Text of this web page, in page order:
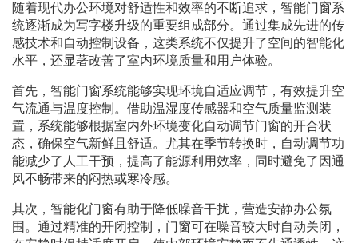
随着现代办公环境对舒适性和效率的不断追求，智能门窗系
统逐渐成为写字楼升级的重要组成部分。通过集成先进的传
感技术和自动控制设备，这类系统不仅提升了空间的智能化
水平，还显著改善了室内环境质量和用户体验。
首先，智能门窗系统能够实现环境自适应调节，有效提升空
气流通与温度控制。借助温湿度传感器和空气质量监测装
置，系统能够根据室内外环境变化自动调节门窗的开合状
态，确保空气新鲜且舒适。尤其在季节转换时，自动调节功
能减少了人工干预，提高了能源利用效率，同时避免了因通
风不畅带来的闷热或寒冷感。
其次，智能化门窗有助于降低噪音干扰，营造安静办公氛
围。通过精准的开闭控制，门窗可在噪音较大时自动关闭，